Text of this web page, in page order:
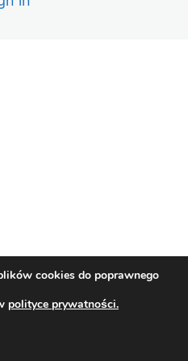
cookies do poprawnego
polityce prywatności.